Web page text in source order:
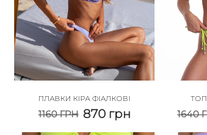
ПЛАВКИ КІРА ФІАЛКОВІ
1160ГРН 870 грн 1640